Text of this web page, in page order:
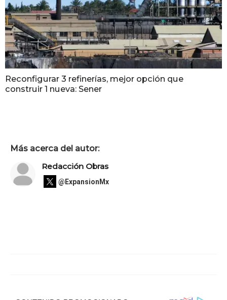
Reconfigurar 3 refinerías, mejor opción que
construir 1 nueva: Sener
Más acerca del autor:
Redacción Obras
@ExpansionMx